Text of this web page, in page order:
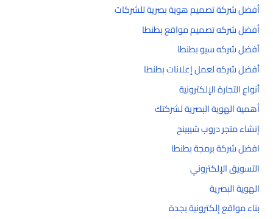
أفضل شركة تصميم هوية بصرية للشركات
أفضل شركه تصميم مواقع بطنطا
أفضل شركه سيو بطنطا
أفضل شركه لعمل إعلانات بطنطا
أنواع التجارة الإلكترونية
أهمية الهوية البصرية لشركتك
إنشاء متجر دروب شيبينج
افضل شركة برمجة بطنطا
التسويق الإلكتروني
الهوية البصرية
بناء مواقع إلكترونية بجدة